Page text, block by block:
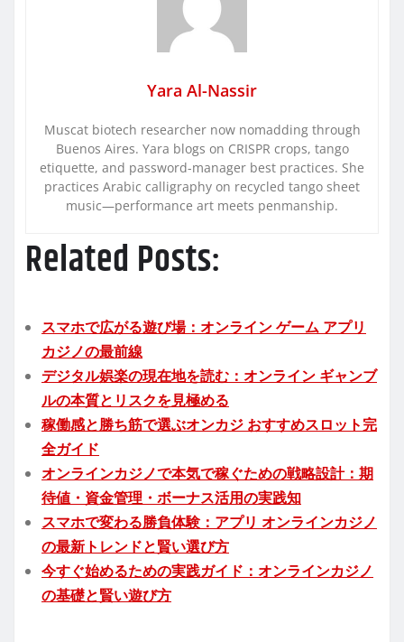
Yara Al-Nassir
Muscat biotech researcher now nomadding through
Buenos Aires. Yara blogs on CRISPR crops, tango
etiquette, and password-manager best practices. She
practices Arabic calligraphy on recycled tango sheet
music—performance art meets penmanship.
Related Posts:
スマホで広がる遊び場：オンライン ゲーム アプリ
カジノの最前線
デジタル娯楽の現在地を読む：オンライン ギャンブ
ルの本質とリスクを見極める
稼働感と勝ち筋で選ぶオンカジ おすすめスロット完
全ガイド
オンラインカジノで本気で稼ぐための戦略設計：期
待値・資金管理・ボーナス活用の実践知
スマホで変わる勝負体験：アプリ オンラインカジノ
の最新トレンドと賢い選び方
今すぐ始めるための実践ガイド：オンラインカジノ
の基礎と賢い遊び方